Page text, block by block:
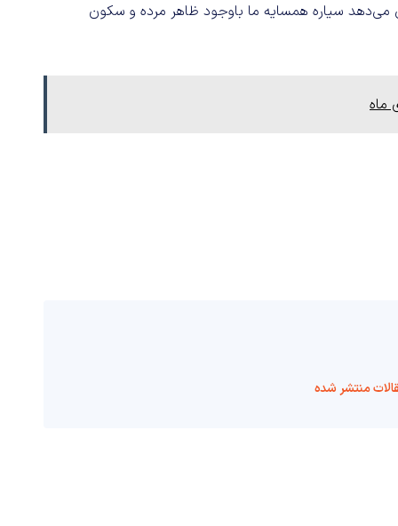
می‌دهد سیاره همسایه ما باوجود ظاهر مرده و سکون
ماه
منتشر شده